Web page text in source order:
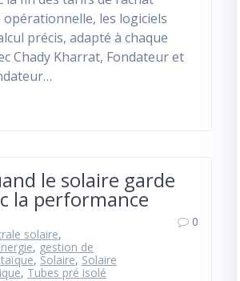
opérationnelle, les logiciels
précis, adapté à chaque
Chady Kharrat, Fondateur et
le solaire garde
la performance
solaire,
, gestion de
, Solaire, Solaire
, Tubes pré isolé
0